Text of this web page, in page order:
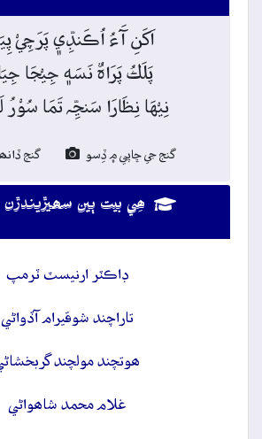
اَکَنِ آَءُ اُڪَنڊِّي﮼ پَرَچِيْ
پَلَكُ پَرَاہٌ نَسَه﮼ جِيْجَا
نِيْهَا نِظَارَا سَنڃِّہ تَمَا
گنج جي ڇاپي ۾ ڏِسو گنج
ھِي بيت ٻين
ڊاڪٽر ارنيسٽ ٽرمپ
تاراچند شوقيرام آڏواڻي
ھوتچند مولچند
غلام محمد شاھواڻي